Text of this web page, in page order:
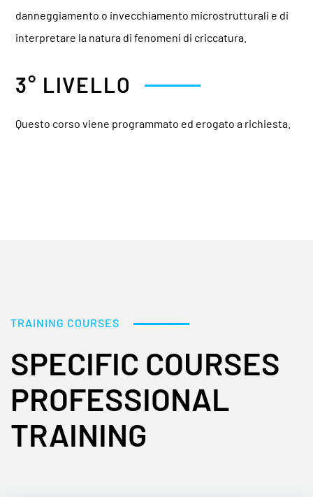
danneggiamento o invecchiamento microstrutturali e di
interpretare la natura di fenomeni di criccatura.
3° LIVELLO
Questo corso viene programmato ed erogato a richiesta.
TRAINING COURSES
SPECIFIC COURSES
PROFESSIONAL
TRAINING